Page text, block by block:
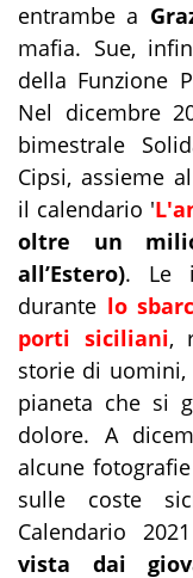
entrambe a
mafia. Sue,
della Funzione
Nel dicembre
bimestrale
Cipsi, assieme
il calendario '
oltre un
all’Estero). Le
durante lo
porti siciliani,
storie di
pianeta che si
dolore. A
alcune
sulle coste
Calendario
vista dai